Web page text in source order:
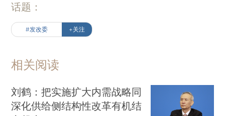
话题：
#发改委 +关注
相关阅读
刘鹤：把实施扩大内需战略同
深化供给侧结构性改革有机结